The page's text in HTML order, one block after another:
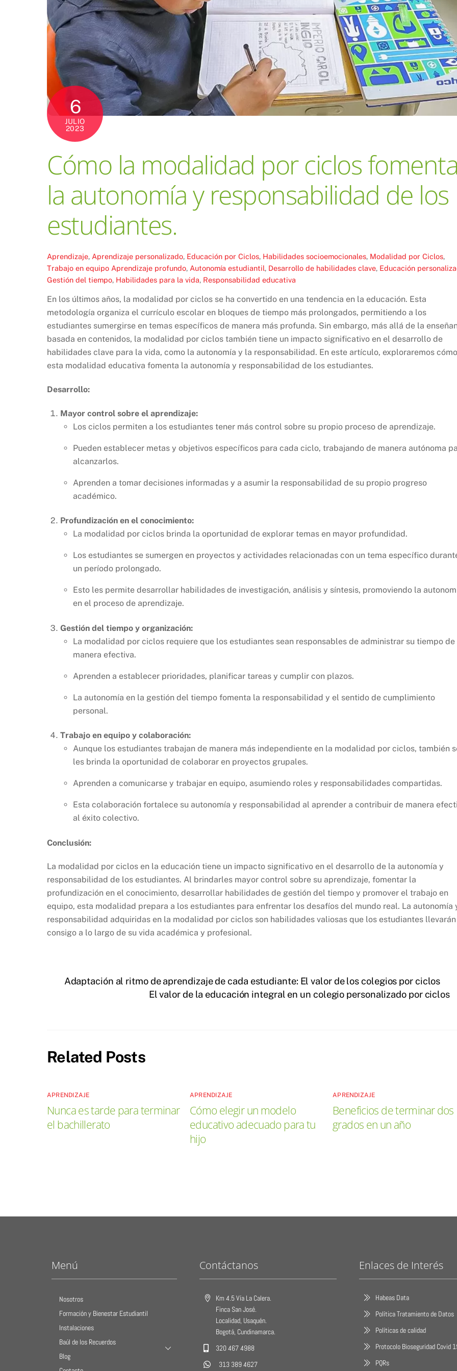
6
JULIO
2023
Cómo la modalidad por ciclos
la autonomía y responsabilidad de los
estudiantes.
Aprendizaje, Aprendizaje personalizado, Educación por Ciclos, Habilidades socioemocionales, Modalidad por Ciclos,
Trabajo en equipo Aprendizaje profundo, Autonomía estudiantil, Desarrollo de habilidades clave, Educación
Gestión del tiempo, Habilidades para la vida, Responsabilidad educativa
En los últimos años, la modalidad por ciclos se ha convertido en una tendencia en la educación. Esta
metodología organiza el currículo escolar en bloques de tiempo más prolongados, permitiendo a los
estudiantes sumergirse en temas específicos de manera más profunda. Sin embargo, más allá de la
basada en contenidos, la modalidad por ciclos también tiene un impacto significativo en el desarrollo de
habilidades clave para la vida, como la autonomía y la responsabilidad. En este artículo, exploraremos cómo
esta modalidad educativa fomenta la autonomía y responsabilidad de los estudiantes.
Desarrollo:
Mayor control sobre el aprendizaje:
Los ciclos permiten a los estudiantes tener más control sobre su propio proceso de aprendizaje.
Pueden establecer metas y objetivos específicos para cada ciclo, trabajando de manera autónoma
alcanzarlos.
Aprenden a tomar decisiones informadas y a asumir la responsabilidad de su propio progreso
académico.
Profundización en el conocimiento:
La modalidad por ciclos brinda la oportunidad de explorar temas en mayor profundidad.
Los estudiantes se sumergen en proyectos y actividades relacionadas con un tema específico
un período prolongado.
Esto les permite desarrollar habilidades de investigación, análisis y síntesis, promoviendo la
en el proceso de aprendizaje.
Gestión del tiempo y organización:
La modalidad por ciclos requiere que los estudiantes sean responsables de administrar su tiempo de
manera efectiva.
Aprenden a establecer prioridades, planificar tareas y cumplir con plazos.
La autonomía en la gestión del tiempo fomenta la responsabilidad y el sentido de cumplimiento
personal.
Trabajo en equipo y colaboración:
Aunque los estudiantes trabajan de manera más independiente en la modalidad por ciclos, también
les brinda la oportunidad de colaborar en proyectos grupales.
Aprenden a comunicarse y trabajar en equipo, asumiendo roles y responsabilidades compartidas.
Esta colaboración fortalece su autonomía y responsabilidad al aprender a contribuir de manera
al éxito colectivo.
Conclusión:
La modalidad por ciclos en la educación tiene un impacto significativo en el desarrollo de la autonomía y
responsabilidad de los estudiantes. Al brindarles mayor control sobre su aprendizaje, fomentar la
profundización en el conocimiento, desarrollar habilidades de gestión del tiempo y promover el trabajo en
equipo, esta modalidad prepara a los estudiantes para enfrentar los desafíos del mundo real. La autonomía
responsabilidad adquiridas en la modalidad por ciclos son habilidades valiosas que los estudiantes llevarán
consigo a lo largo de su vida académica y profesional.
Adaptación al ritmo de aprendizaje de cada estudiante: El valor de los colegios por ciclos
El valor de la educación integral en un colegio personalizado por ciclos
Related Posts
APRENDIZAJE
Nunca es tarde para terminar
el bachillerato
APRENDIZAJE
Cómo elegir un modelo
educativo adecuado para tu
hijo
APRENDIZAJE
Beneficios de terminar dos
grados en un año
Menú
Nosotros
Formación y Bienestar Estudiantil
Instalaciones
Baúl de los Recuerdos
Blog
Contáctanos
Km 4.5 Vía La Calera.
Finca San José.
Localidad, Usaquén.
Bogotá, Cundinamarca.
320 467 4988
313 389 4627
Enlaces de Interés
Habeas Data
Política Tratamiento de Datos
Políticas de calidad
Protocolo Bioseguridad Covid
PQRs